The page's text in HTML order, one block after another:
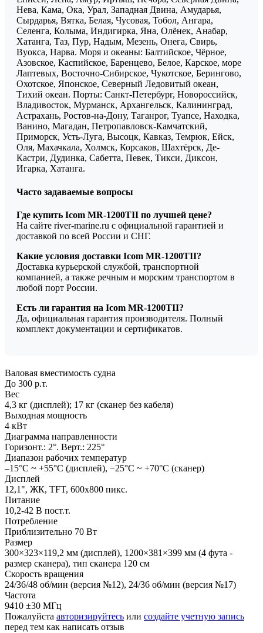
Нева, Кама, Ока, Урал, Западная Двина, Амударья,
Сырдарья, Вятка, Белая, Чусовая, Тобол, Ангара,
Селенга, Колыма, Индигирка, Яна, Олёнек, Анабар,
Хатанга, Таз, Пур, Надым, Мезень, Онега, Свирь,
Вуокса, Нарва. Моря и океаны: Балтийское, Чёрное,
Азовское, Каспийское, Баренцево, Белое, Карское, море
Лаптевых, Восточно-Сибирское, Чукотское, Берингово,
Охотское, Японское, Северный Ледовитый океан,
Тихий океан. Порты: Санкт-Петербург, Новороссийск,
Владивосток, Мурманск, Архангельск, Калининград,
Астрахань, Ростов-на-Дону, Таганрог, Туапсе, Находка,
Ванино, Магадан, Петропавловск-Камчатский,
Приморск, Усть-Луга, Высоцк, Кавказ, Темрюк, Ейск,
Оля, Махачкала, Холмск, Корсаков, Шахтёрск, Де-
Кастри, Дудинка, Сабетта, Певек, Тикси, Диксон,
Игарка, Хатанга.
Часто задаваемые вопросы
Где купить Icom MR-1200TII по лучшей цене?
На сайте river-marine.ru с официальной гарантией и
доставкой по всей России и СНГ.
Какие условия доставки Icom MR-1200TII?
Доставка курьерской службой, транспортной
компанией, а также речным и морским транспортом в
любой порт России.
Есть ли гарантия на Icom MR-1200TII?
Да, официальная гарантия производителя. Полный
комплект документации и сертификатов.
Валовая вместимость судна
До 300 р.т.
Вес
4,3 кг (дисплей); 17 кг (сканер без кабеля)
Выходная мощность
4 кВт
Диаграмма направленности
Горизонт.: 2°. Верт.: 225°
Диапазон рабочих температур
–15°C ~ +55°C (дисплей), −25°C ~ +70°C (сканер)
Дисплей
12,1", ЖК, TFT, 600x800 пикс.
Питание
10,2-42 В пост.т.
Потребление
Приблизительно 70 Вт
Размер
300×323×119,2 мм (дисплей), 1200×381×399 мм (4 фута -
размер сканера), тип сканера 120 см
Скорость вращения
24/36/48 об/мин (версия №12), 24/36 об/мин (версия №17)
Частота
9410 ±30 МГц
Пожалуйста авторизируйтесь или создайте учетную запись
перед тем как написать отзыв